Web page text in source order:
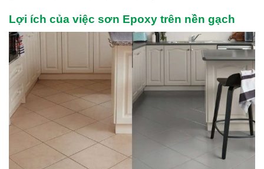
Lợi ích của việc sơn Epoxy trên nền gạch